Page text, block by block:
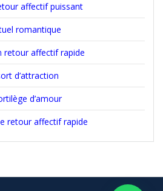
affectif puissant
romantique
retour affectif rapide
d’attraction
d’amour
retour affectif rapide